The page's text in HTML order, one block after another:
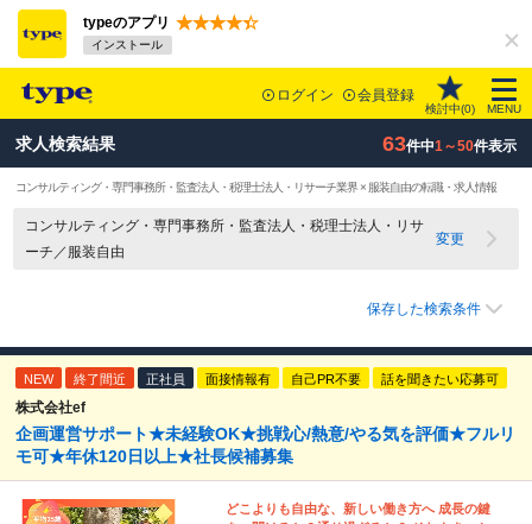
typeのアプリ
インストール
ログイン 会員登録
検討中(0) MENU
求人検索結果 63件中1～50件表示
コンサルティング・専門事務所・監査法人・税理士法人・リサーチ業界 × 服装自由の転職・求人情報
コンサルティング・専門事務所・監査法人・税理士法人・リサ
ーチ／服装自由
変更
保存した検索条件
NEW 終了間近 正社員 面接情報有 自己PR不要 話を聞きたい応募可
株式会社ef
企画運営サポート★未経験OK★挑戦心/熱意/やる気を評価★フルリ
モ可★年休120日以上★社長候補募集
どこよりも自由な、新しい働き方へ 成長の鍵